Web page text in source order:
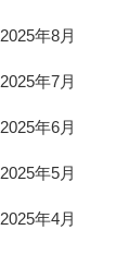
2025年8月
2025年7月
2025年6月
2025年5月
2025年4月